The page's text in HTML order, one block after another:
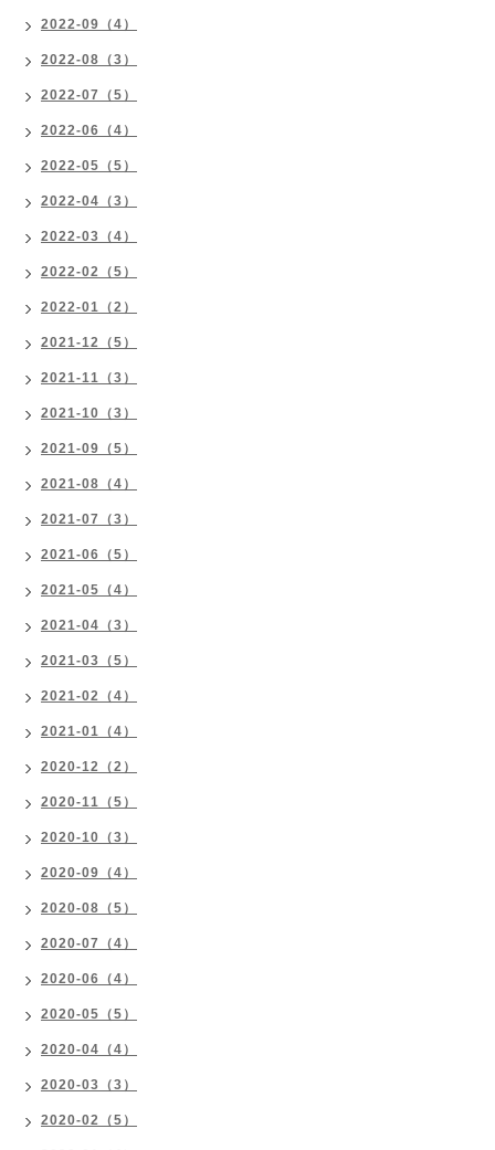
2022-09（4）
2022-08（3）
2022-07（5）
2022-06（4）
2022-05（5）
2022-04（3）
2022-03（4）
2022-02（5）
2022-01（2）
2021-12（5）
2021-11（3）
2021-10（3）
2021-09（5）
2021-08（4）
2021-07（3）
2021-06（5）
2021-05（4）
2021-04（3）
2021-03（5）
2021-02（4）
2021-01（4）
2020-12（2）
2020-11（5）
2020-10（3）
2020-09（4）
2020-08（5）
2020-07（4）
2020-06（4）
2020-05（5）
2020-04（4）
2020-03（3）
2020-02（5）